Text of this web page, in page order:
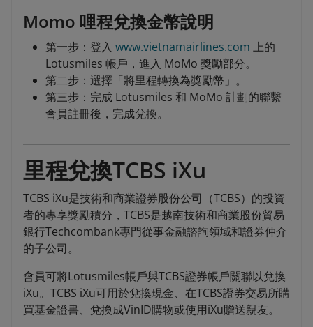
Momo 哩程兌換金幣說明
第一步：登入 www.vietnamairlines.com 上的
Lotusmiles 帳戶，進入 MoMo 獎勵部分。
第二步：選擇「將里程轉換為獎勵幣」。
第三步：完成 Lotusmiles 和 MoMo 計劃的聯繫
會員註冊後，完成兌換。
里程兌換TCBS iXu
TCBS iXu是技術和商業證券股份公司（TCBS）的投資
者的專享獎勵積分，TCBS是越南技術和商業股份貿易
銀行Techcombank專門從事金融諮詢領域和證券仲介
的子公司。
會員可將Lotusmiles帳戶與TCBS證券帳戶關聯以兌換
iXu。TCBS iXu可用於兌換現金、在TCBS證券交易所購
買基金證書、兌換成VinID購物或使用iXu贈送親友。